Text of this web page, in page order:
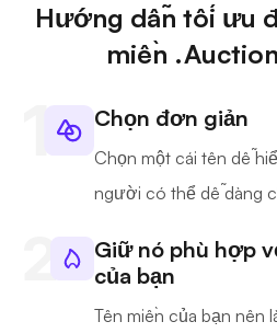
Hướng dẫn tối ưu
miền
Chọn đơn giản
Chọn một cái tên dễ
người có thể dễ dàng
Giữ nó phù hợp
của bạn
Tên miền của bạn nên